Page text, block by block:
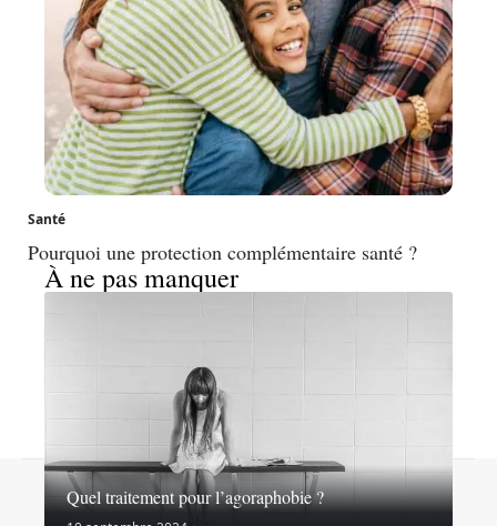
Santé
Pourquoi une protection complémentaire santé ?
À ne pas manquer
Quel traitement pour l’agoraphobie ?
Contact Mentions légales Sitemap